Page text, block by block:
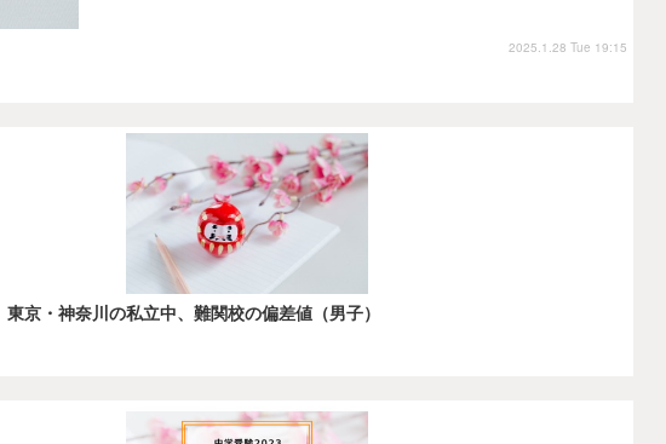
2025.1.28 Tue 19:15
東京・神奈川の私立中、難関校の偏差値（男子）